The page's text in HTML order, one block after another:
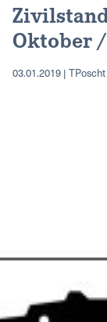
Oktober
03.01.2019 |